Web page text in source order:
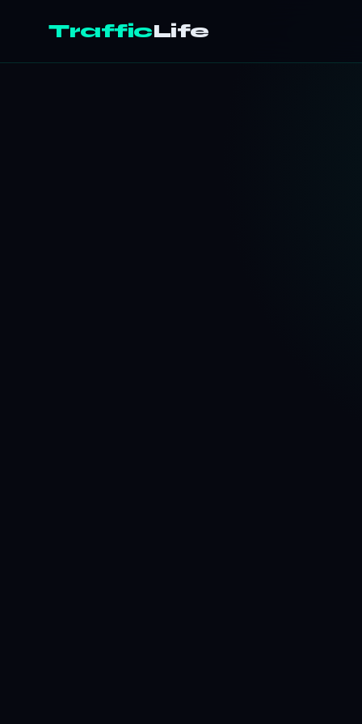
TrafficLife